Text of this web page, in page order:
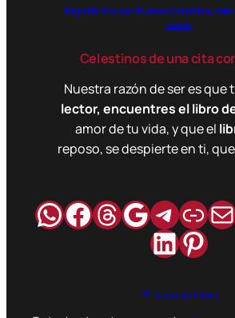
Paga libritos con Puntos Colombia, dale
cómo.
Celestinos de una cita
Nuestra razón de ser es que
lector, encuentres el libro
amor de tu vida, y que el
reposo, se despierte en ti,
WhatsApp
Facebook
Hilos
Google
Accesibilidad